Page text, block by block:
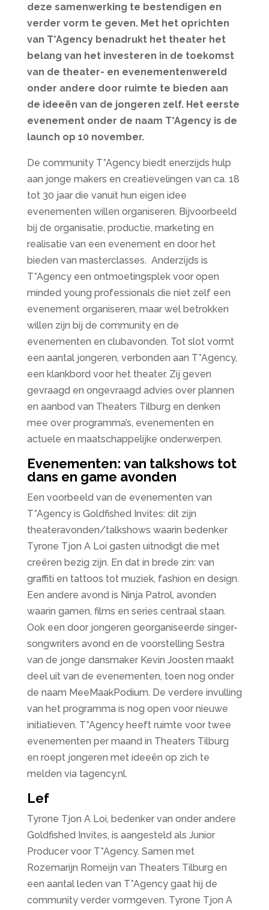
deze samenwerking te bestendigen en
verder vorm te geven. Met het oprichten
van T*Agency benadrukt het theater het
belang van het investeren in de toekomst
van de theater- en evenementenwereld
onder andere door ruimte te bieden aan
de ideeën van de jongeren zelf. Het eerste
evenement onder de naam T*Agency is de
launch op 10 november.
De community T*Agency biedt enerzijds hulp
aan jonge makers en creatievelingen van ca. 18
tot 30 jaar die vanuit hun eigen idee
evenementen willen organiseren. Bijvoorbeeld
bij de organisatie, productie, marketing en
realisatie van een evenement en door het
bieden van masterclasses. Anderzijds is
T*Agency een ontmoetingsplek voor open
minded young professionals die niet zelf een
evenement organiseren, maar wel betrokken
willen zijn bij de community en de
evenementen en clubavonden. Tot slot vormt
een aantal jongeren, verbonden aan T*Agency,
een klankbord voor het theater. Zij geven
gevraagd en ongevraagd advies over plannen
en aanbod van Theaters Tilburg en denken
mee over programma’s, evenementen en
actuele en maatschappelijke onderwerpen.
Evenementen: van talkshows tot
dans en game avonden
Een voorbeeld van de evenementen van
T*Agency is Goldfished Invites: dit zijn
theateravonden/talkshows waarin bedenker
Tyrone Tjon A Loi gasten uitnodigt die met
creëren bezig zijn. En dat in brede zin: van
graffiti en tattoos tot muziek, fashion en design.
Een andere avond is Ninja Patrol, avonden
waarin gamen, films en series centraal staan.
Ook een door jongeren georganiseerde singer-
songwriters avond en de voorstelling Sestra
van de jonge dansmaker Kevin Joosten maakt
deel uit van de evenementen, toen nog onder
de naam MeeMaakPodium. De verdere invulling
van het programma is nog open voor nieuwe
initiatieven. T*Agency heeft ruimte voor twee
evenementen per maand in Theaters Tilburg
en roept jongeren met ideeën op zich te
melden via tagency.nl.
Lef
Tyrone Tjon A Loi, bedenker van onder andere
Goldfished Invites, is aangesteld als Junior
Producer voor T*Agency. Samen met
Rozemarijn Romeijn van Theaters Tilburg en
een aantal leden van T*Agency gaat hij de
community verder vormgeven. Tyrone Tjon A